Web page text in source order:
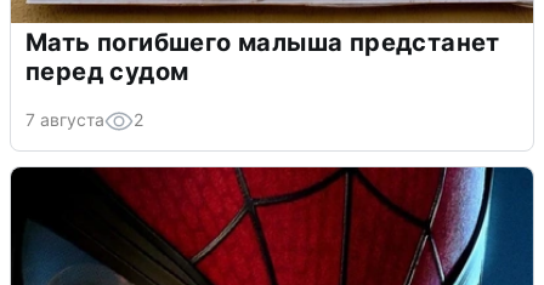
Мать погибшего малыша предстанет
перед судом
7 августа 2